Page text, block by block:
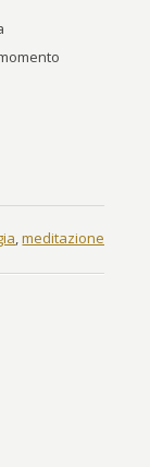
,meditazione